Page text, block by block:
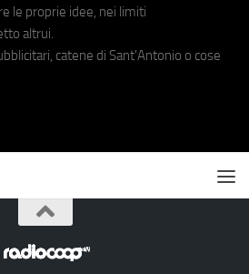
le proprie idee, nei limiti
altrui.
catene di Sant'Antonio o cose